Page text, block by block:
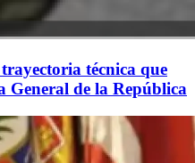
técnica que
de la República